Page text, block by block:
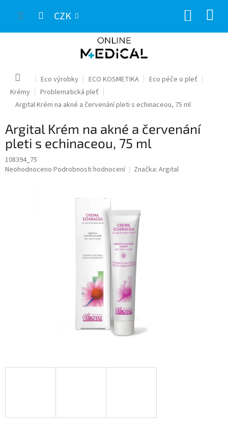
CZK
Domů Eco výrobky ECO KOSMETIKA
Eco péče o pleť
Krémy
Problematická pleť
Argital Krém na akné a červenání pleti s echinaceou, 75 ml
Argital Krém na akné a červenání
pleti s echinaceou, 75 ml
108394_75
Průměrné
Neohodnoceno Podrobnosti hodnocení Značka: Argital